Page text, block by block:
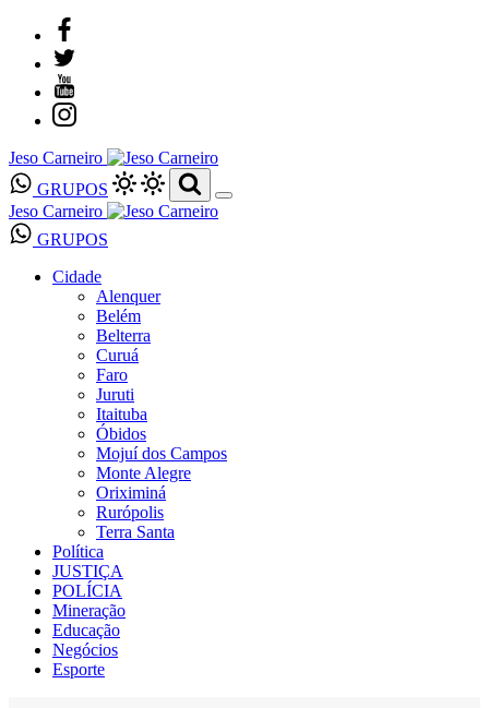
Jeso Carneiro
GRUPOS
Jeso Carneiro
GRUPOS
Cidade
Alenquer
Belém
Belterra
Curuá
Faro
Juruti
Itaituba
Óbidos
Mojuí dos Campos
Monte Alegre
Oriximiná
Rurópolis
Terra Santa
Política
JUSTIÇA
POLÍCIA
Mineração
Educação
Negócios
Esporte